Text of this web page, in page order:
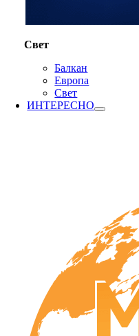
Свет
Балкан
Европа
Свет
ИНТЕРЕСНО